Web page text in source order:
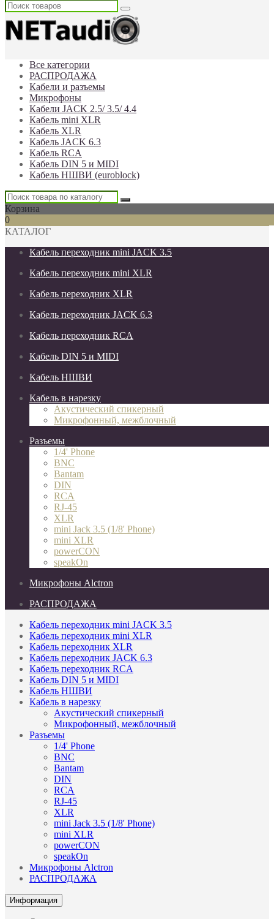
Все категории
РАСПРОДАЖА
Кабели и разъемы
Микрофоны
Кабели JACK 2.5/ 3.5/ 4.4
Кабель mini XLR
Кабель XLR
Кабель JACK 6.3
Кабель RCA
Кабель DIN 5 и MIDI
Кабель НШВИ (euroblock)
Корзина
0
КАТАЛОГ
Кабель переходник mini JACK 3.5
Кабель переходник mini XLR
Кабель переходник XLR
Кабель переходник JACK 6.3
Кабель переходник RCA
Кабель DIN 5 и MIDI
Кабель НШВИ
Кабель в нарезку
Акустический спикерный
Микрофонный, межблочный
Разъемы
1/4' Phone
BNC
Bantam
DIN
RCA
RJ-45
XLR
mini Jack 3.5 (1/8' Phone)
mini XLR
powerCON
speakOn
Микрофоны Alctron
РАСПРОДАЖА
Кабель переходник mini JACK 3.5
Кабель переходник mini XLR
Кабель переходник XLR
Кабель переходник JACK 6.3
Кабель переходник RCA
Кабель DIN 5 и MIDI
Кабель НШВИ
Кабель в нарезку
Акустический спикерный
Микрофонный, межблочный
Разъемы
1/4' Phone
BNC
Bantam
DIN
RCA
RJ-45
XLR
mini Jack 3.5 (1/8' Phone)
mini XLR
powerCON
speakOn
Микрофоны Alctron
РАСПРОДАЖА
Информация